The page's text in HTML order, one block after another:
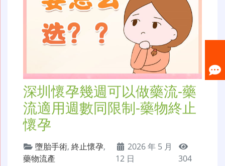
深圳懷孕幾週可以做藥流-藥
流適用週數同限制-藥物終止
懷孕
墮胎手術, 終止懷孕,
藥物流產
2026 年 5 月
12 日
304